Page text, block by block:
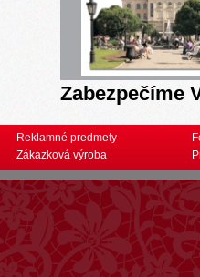
Zabezpečíme
Reklamné predmety
Zákazková výroba